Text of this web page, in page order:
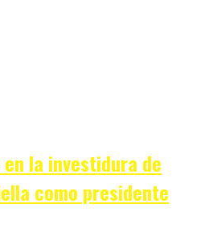
la investidura de
como presidente